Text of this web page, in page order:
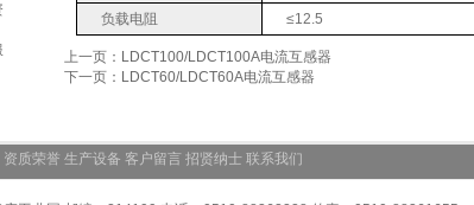
负载电阻
≤12.5
上一页：LDCT100/LDCT100A电流互感器
下一页：LDCT60/LDCT60A电流互感器
资质荣誉 生产设备 客户留言 招贤纳士 联系我们